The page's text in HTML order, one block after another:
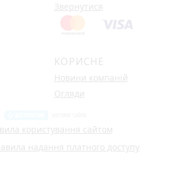
Звернутися
КОРИСНЕ
Новини компаній
Огляди
користування сайтом
надання платного доступу